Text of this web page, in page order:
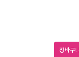
장바구니